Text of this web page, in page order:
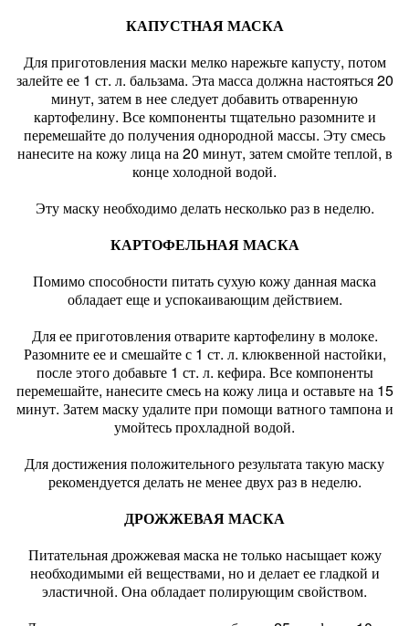
КАПУСТНАЯ МАСКА
Для приготовления маски мелко нарежьте капусту, потом
залейте ее 1 ст. л. бальзама. Эта масса должна настояться 20
минут, затем в нее следует добавить отваренную
картофелину. Все компоненты тщательно разомните и
перемешайте до получения однородной массы. Эту смесь
нанесите на кожу лица на 20 минут, затем смойте теплой, в
конце холодной водой.
Эту маску необходимо делать несколько раз в неделю.
КАРТОФЕЛЬНАЯ МАСКА
Помимо способности питать сухую кожу данная маска
обладает еще и успокаивающим действием.
Для ее приготовления отварите картофелину в молоке.
Разомните ее и смешайте с 1 ст. л. клюквенной настойки,
после этого добавьте 1 ст. л. кефира. Все компоненты
перемешайте, нанесите смесь на кожу лица и оставьте на 15
минут. Затем маску удалите при помощи ватного тампона и
умойтесь прохладной водой.
Для достижения положительного результата такую маску
рекомендуется делать не менее двух раз в неделю.
ДРОЖЖЕВАЯ МАСКА
Питательная дрожжевая маска не только насыщает кожу
необходимыми ей веществами, но и делает ее гладкой и
эластичной. Она обладает полирующим свойством.